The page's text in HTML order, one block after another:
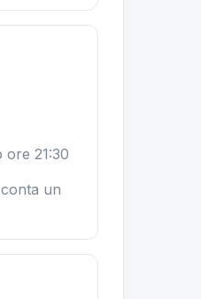
ore 21:30
un